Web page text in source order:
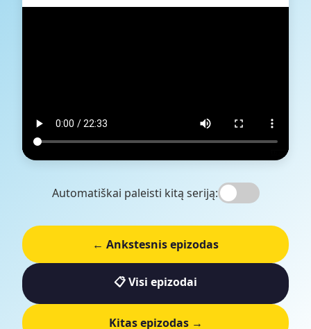
Automatiškai paleisti kitą seriją:
← Ankstesnis epizodas
📋 Visi epizodai
Kitas epizodas →